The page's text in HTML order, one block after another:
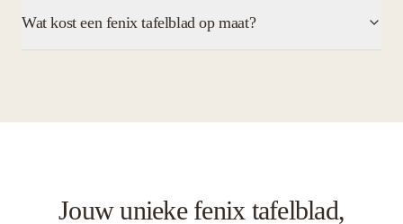
Wat kost een fenix tafelblad op maat?
Jouw unieke fenix tafelblad,